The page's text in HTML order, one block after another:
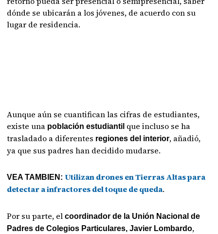
dónde se ubicarán a los jóvenes, de acuerdo con su
lugar de residencia.
Aunque aún se cuantifican las cifras de estudiantes,
existe una población estudiantil que incluso se ha
trasladado a diferentes regiones del interior, añadió,
ya que sus padres han decidido mudarse.
VEA TAMBIEN:Utilizan drones en Tierras Altas para
detectar a infractores del toque de queda.
Por su parte, elcoordinador de la Unión Nacional de
Padres de Colegios Particulares, Javier Lombardo,